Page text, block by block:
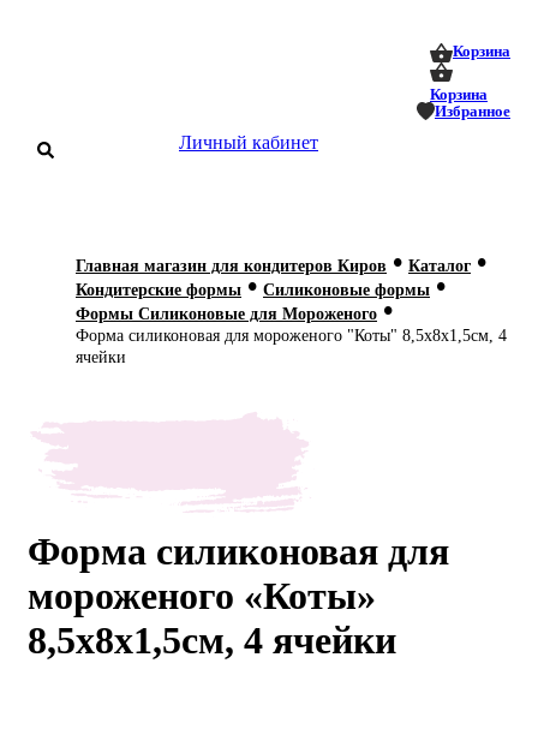
Корзина
Корзина
Избранное
Личный кабинет
Мастер-
классы
Главная магазин для кондитеров Киров • Каталог •
Кондитерские формы • Силиконовые формы •
Формы Силиконовые для Мороженого •
Форма силиконовая для мороженого "Коты" 8,5х8х1,5см, 4
ячейки
Форма силиконовая для
мороженого «Коты»
8,5х8х1,5см, 4 ячейки